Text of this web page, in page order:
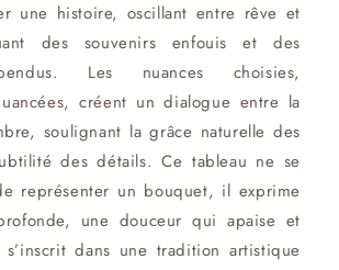
une histoire, oscillant entre rêve et
des souvenirs enfouis et des
Les nuances choisies,
créent un dialogue entre la
soulignant la grâce naturelle des
des détails. Ce tableau ne se
représenter un bouquet, il exprime
une douceur qui apaise et
s’inscrit dans une tradition artistique